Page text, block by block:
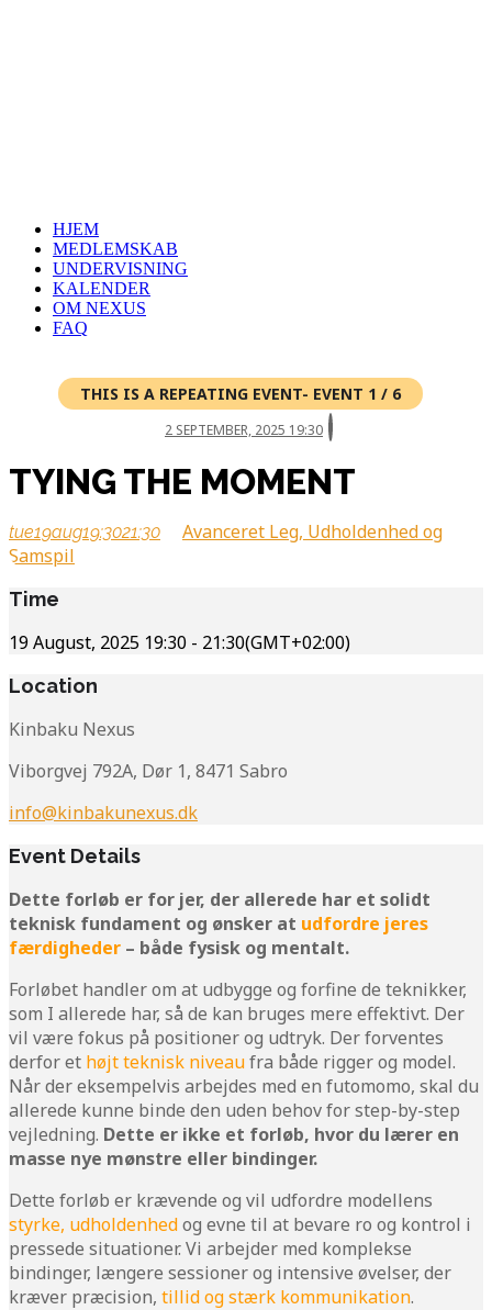
HJEM
MEDLEMSKAB
UNDERVISNING
KALENDER
OM NEXUS
FAQ
THIS IS A REPEATING EVENT- EVENT 1 / 6
2 SEPTEMBER, 2025 19:30
TYING THE MOMENT
tue19aug19:3021:30
Avanceret Leg, Udholdenhed og
Samspil
Time
19 August, 2025 19:30 - 21:30(GMT+02:00)
Location
Kinbaku Nexus
Viborgvej 792A, Dør 1, 8471 Sabro
info@kinbakunexus.dk
Event Details
Dette forløb er for jer, der allerede har et solidt
teknisk fundament og ønsker at udfordre jeres
færdigheder – både fysisk og mentalt.
Forløbet handler om at udbygge og forfine de teknikker,
som I allerede har, så de kan bruges mere effektivt. Der
vil være fokus på positioner og udtryk. Der forventes
derfor et højt teknisk niveaufra både rigger og model.
Når der eksempelvis arbejdes med en futomomo, skal du
allerede kunne binde den uden behov for step-by-step
vejledning. Dette er ikke et forløb, hvor du lærer en
masse nye mønstre eller bindinger.
Dette forløb er krævende og vil udfordre modellens
styrke, udholdenhedog evne til at bevare ro og kontrol i
pressede situationer. Vi arbejder med komplekse
bindinger, længere sessioner og intensive øvelser, der
kræver præcision, tillid og stærk kommunikation.